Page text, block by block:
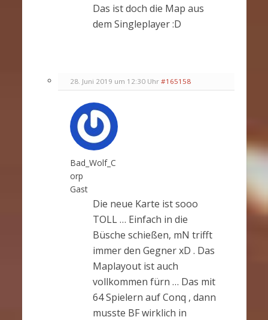
Das ist doch die Map aus
dem Singleplayer :D
28. Juni 2019 um 12:30 Uhr #165158
Bad_Wolf_C
orp
Gast
Die neue Karte ist sooo
TOLL … Einfach in die
Büsche schießen, mN trifft
immer den Gegner xD . Das
Maplayout ist auch
vollkommen fürn … Das mit
64 Spielern auf Conq , dann
musste BF wirklich in